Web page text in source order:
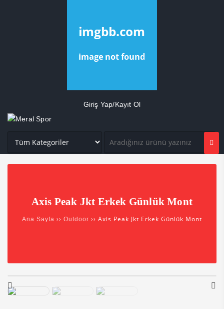
Giriş Yap/Kayıt Ol
Axis Peak Jkt Erkek Günlük Mont
Ana Sayfa ›› Outdoor ›› Axis Peak Jkt Erkek Günlük Mont